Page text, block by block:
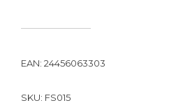
EAN: 24456063303
SKU: FS015